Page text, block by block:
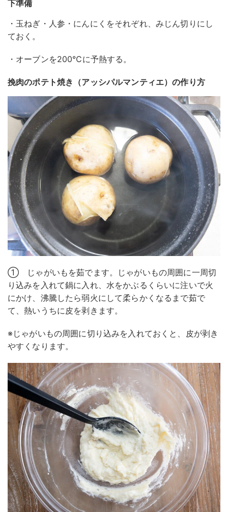
下準備
・玉ねぎ・人参・にんにくをそれぞれ、みじん切りにし
ておく。
・オーブンを200℃に予熱する。
挽肉のポテト焼き（アッシパルマンティエ）の作り方
① じゃがいもを茹でます。じゃがいもの周囲に一周切
り込みを入れて鍋に入れ、水をかぶるくらいに注いで火
にかけ、沸騰したら弱火にして柔らかくなるまで茹で
て、熱いうちに皮を剥きます。
※じゃがいもの周囲に切り込みを入れておくと、皮が剥き
やすくなります。